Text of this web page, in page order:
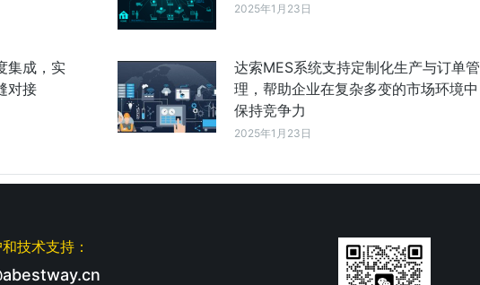
2025年1月23日
集成，实
对接
达索MES系统支持定制化生产与订单管
理，帮助企业在复杂多变的市场环境中
保持竞争力
2025年1月23日
技术支持：